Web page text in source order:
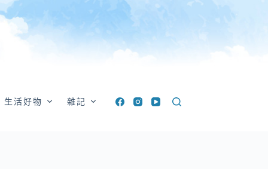
生活好物 雜記